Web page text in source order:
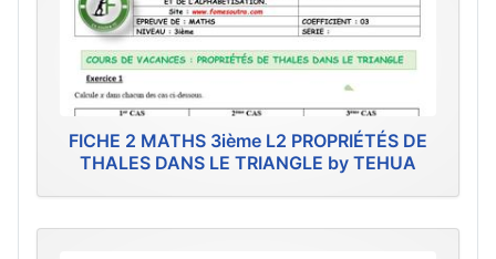
FICHE 2 MATHS 3ième L2 PROPRIÉTÉS DE
THALES DANS LE TRIANGLE by TEHUA